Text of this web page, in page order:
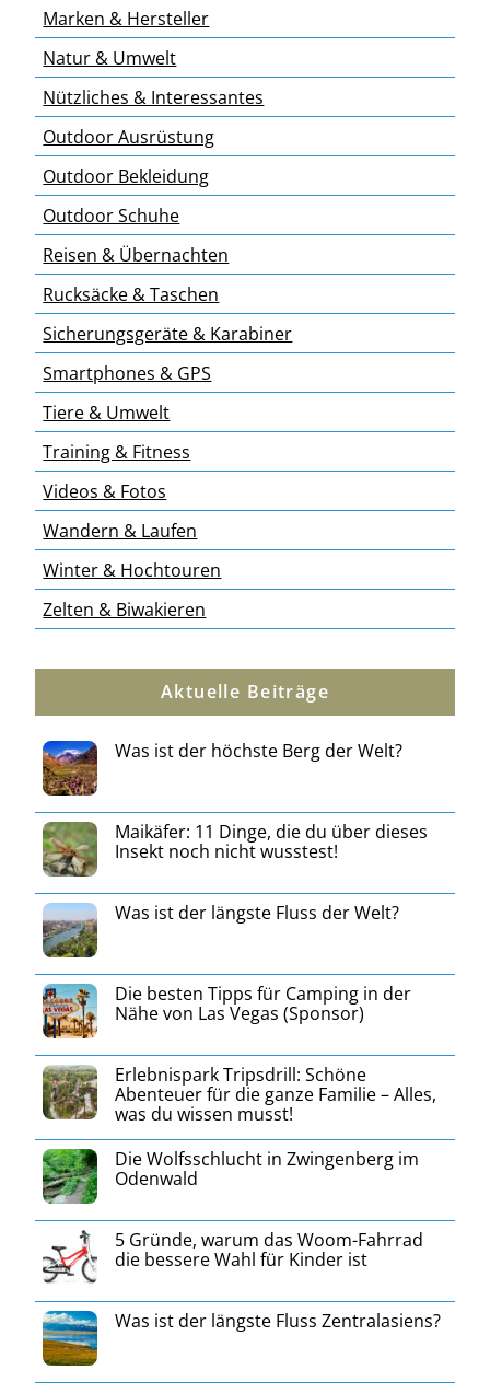
Marken & Hersteller
Natur & Umwelt
Nützliches & Interessantes
Outdoor Ausrüstung
Outdoor Bekleidung
Outdoor Schuhe
Reisen & Übernachten
Rucksäcke & Taschen
Sicherungsgeräte & Karabiner
Smartphones & GPS
Tiere & Umwelt
Training & Fitness
Videos & Fotos
Wandern & Laufen
Winter & Hochtouren
Zelten & Biwakieren
Aktuelle Beiträge
Was ist der höchste Berg der Welt?
Maikäfer: 11 Dinge, die du über dieses
Insekt noch nicht wusstest!
Was ist der längste Fluss der Welt?
Die besten Tipps für Camping in der
Nähe von Las Vegas (Sponsor)
Erlebnispark Tripsdrill: Schöne
Abenteuer für die ganze Familie – Alles,
was du wissen musst!
Die Wolfsschlucht in Zwingenberg im
Odenwald
5 Gründe, warum das Woom-Fahrrad
die bessere Wahl für Kinder ist
Was ist der längste Fluss Zentralasiens?